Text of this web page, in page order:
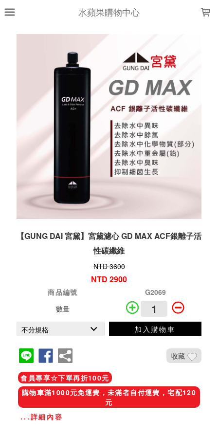
水蘋果購物中心
【GUNG DAI 宮黛】宮黛濾心 GD MAX ACF銀離子活
性碳纖維
NTD 3600
NTD 2900
商品編號
G2069
數量
加入購物車
收藏
會員專享☆下單再折100元
購物車滿1000元免運費，未滿者自付運費，宅配120
元
...詳細內容